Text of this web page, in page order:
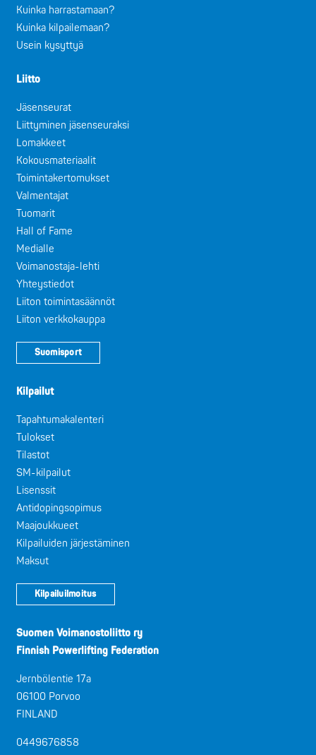
Kuinka harrastamaan?
Kuinka kilpailemaan?
Usein kysyttyä
Liitto
Jäsenseurat
Liittyminen jäsenseuraksi
Lomakkeet
Kokousmateriaalit
Toimintakertomukset
Valmentajat
Tuomarit
Hall of Fame
Medialle
Voimanostaja-lehti
Yhteystiedot
Liiton toimintasäännöt
Liiton verkkokauppa
Suomisport
Kilpailut
Tapahtumakalenteri
Tulokset
Tilastot
SM-kilpailut
Lisenssit
Antidopingsopimus
Maajoukkueet
Kilpailuiden järjestäminen
Maksut
Kilpailuilmoitus
Suomen Voimanostoliitto ry
Finnish Powerlifting Federation
Jernbölentie 17a
06100 Porvoo
FINLAND
0449676858